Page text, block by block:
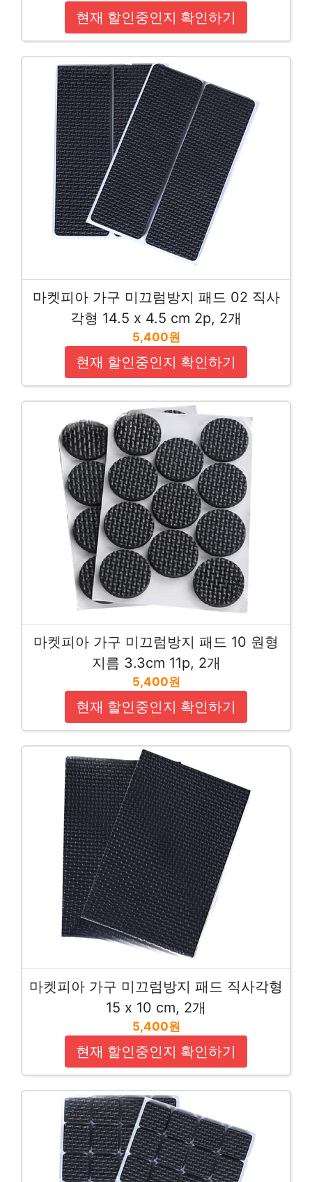
현재 할인중인지 확인하기
마켓피아 가구 미끄럼방지 패드 02 직사
각형 14.5 x 4.5 cm 2p, 2개
5,400원
현재 할인중인지 확인하기
마켓피아 가구 미끄럼방지 패드 10 원형
지름 3.3cm 11p, 2개
5,400원
현재 할인중인지 확인하기
마켓피아 가구 미끄럼방지 패드 직사각형
15 x 10 cm, 2개
5,400원
현재 할인중인지 확인하기